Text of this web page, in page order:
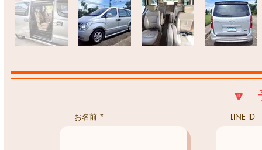
🔽
お名前 LINE ID